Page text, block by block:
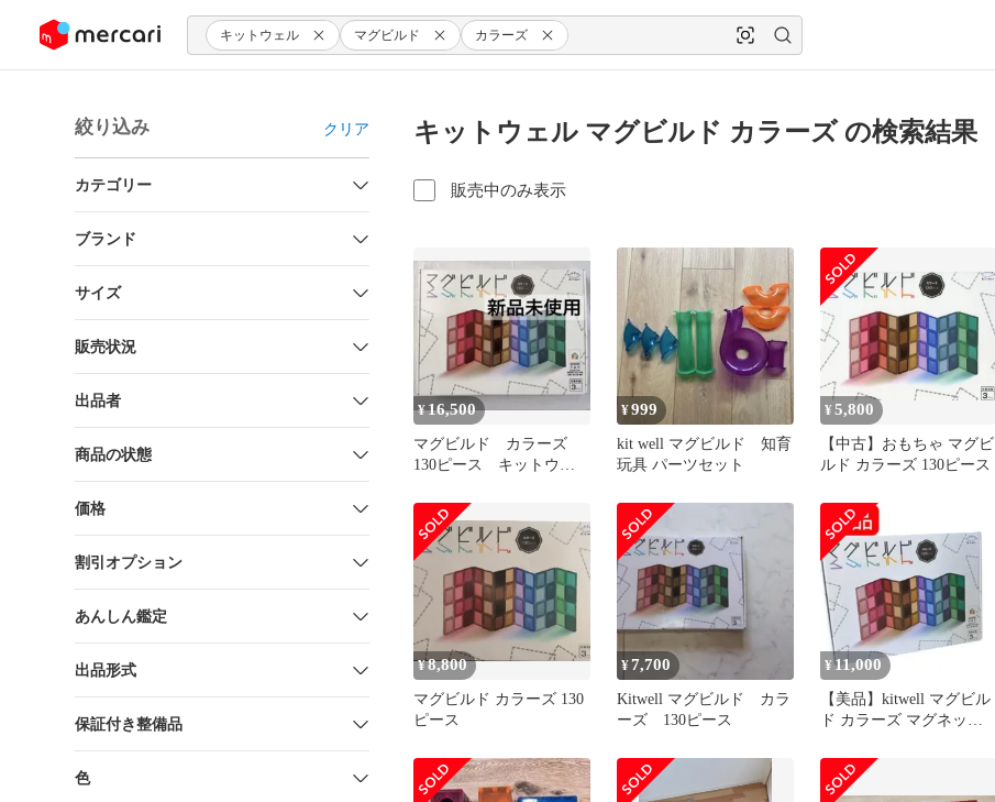
ツにスキップ キットウェル マグビルド カラーズ
絞り込み クリア
カテゴリー
ブランド
サイズ
販売状況
出品者
商品の状態
価格
割引オプション
あんしん鑑定
出品形式
保証付き整備品
色
キットウェル マグビルド カラーズ の検索結果
販売中のみ表示
¥16,500
マグビルド カラーズ
130ピース キットウェ
知育玩具
¥999
kit well マグビルド 知育
玩具 パーツセット
¥5,800
【中古】おもちゃ マグビ
ルド カラーズ 130ピース
¥8,800
マグビルド カラーズ 130
ピース
¥7,700
Kitwell マグビルド カラ
ーズ 130ピース
¥11,000
【美品】kitwell マグビル
ド カラーズ マグネット